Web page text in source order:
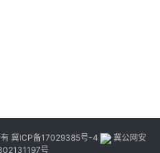
冀ICP备17029385号-4
冀公网安
号